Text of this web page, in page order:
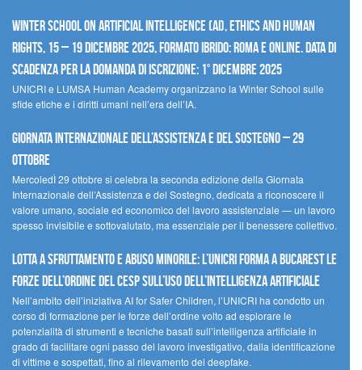
Winter School on Artificial Intelligence (AI), Ethics and Human
Rights, 15 – 19 dicembre 2025, Formato Ibrido: Roma e online. Data di
scadenza per la domanda di iscrizione: 1° dicembre 2025
UNICRI e LUMSA Human Academy organizzano la Winter School sulle
sfide etiche e i diritti umani nell’era dell’IA.
Giornata internazionale dell’assistenza e del sostegno – 29
ottobre
MercoledÌ 29 ottobre si celebra la seconda edizione della Giornata
Internazionale dell’Assistenza e del Sostegno, dedicata a riconoscere il
valore umano, sociale ed economico del lavoro assistenziale — un lavoro
spesso invisibile e sottovalutato, ma essenziale per il benessere collettivo.
Lotta a sfruttamento e abuso minorile: l’UNICRI forma a Bucarest le
forze dell’ordine del CESP sull’uso dell’Intelligenza Artificiale
Nell’ambito dell’iniziativa AI for Safer Children, l’UNICRI ha condotto un
corso di formazione per le forze dell’ordine volto ad esplorare le
potenzialità di strumenti e tecniche basati sull’intelligenza artificiale in
grado di facilitare ogni passo del lavoro investigativo, dalla identificazione
di vittime e sospettati, fino al rilevamento dei deepfake.